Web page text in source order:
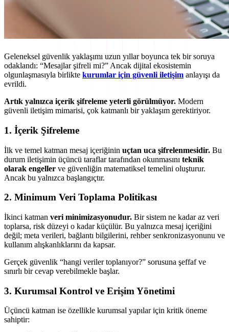
Geleneksel güvenlik yaklaşımı uzun yıllar boyunca tek bir soruya
odaklandı: “Mesajlar şifreli mi?” Ancak dijital ekosistemin
olgunlaşmasıyla birlikte kurumlar için güvenli iletişim anlayışı da
evrildi.
Artık yalnızca içerik şifreleme yeterli görülmüyor. Modern
güvenli iletişim mimarisi, çok katmanlı bir yaklaşım gerektiriyor.
1. İçerik Şifreleme
İlk ve temel katman mesaj içeriğinin uçtan uca şifrelenmesidir. Bu
durum iletişimin üçüncü taraflar tarafından okunmasını teknik
olarak engeller ve güvenliğin matematiksel temelini oluşturur.
Ancak bu yalnızca başlangıçtır.
2. Minimum Veri Toplama Politikası
İkinci katman veri minimizasyonudur. Bir sistem ne kadar az veri
toplarsa, risk düzeyi o kadar küçülür. Bu yalnızca mesaj içeriğini
değil; meta verileri, bağlantı bilgilerini, rehber senkronizasyonunu ve
kullanım alışkanlıklarını da kapsar.
Gerçek güvenlik “hangi veriler toplanıyor?” sorusuna şeffaf ve
sınırlı bir cevap verebilmekle başlar.
3. Kurumsal Kontrol ve Erişim Yönetimi
Üçüncü katman ise özellikle kurumsal yapılar için kritik öneme
sahiptir: